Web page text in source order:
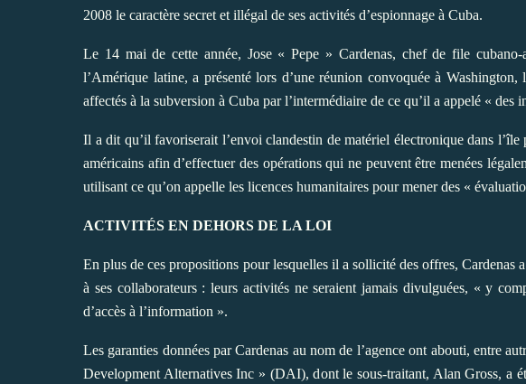
2008 le caractère secret et illégal de ses activités d’espionnage à Cuba.
Le 14 mai de cette année, Jose « Pepe » Cardenas, chef de file
l’Amérique latine, a présenté lors d’une réunion convoquée à
affectés à la subversion à Cuba par l’intermédiaire de ce qu’il a appelé « des
Il a dit qu’il favoriserait l’envoi clandestin de matériel électronique dans
américains afin d’effectuer des opérations qui ne peuvent être menées
utilisant ce qu’on appelle les licences humanitaires pour mener des «
ACTIVITÉS EN DEHORS DE LA LOI
En plus de ces propositions pour lesquelles il a sollicité des offres, Cardenas
à ses collaborateurs : leurs activités ne seraient jamais divulguées, « y
d’accès à l’information ».
Les garanties données par Cardenas au nom de l’agence ont abouti, entre
Development Alternatives Inc » (DAI), dont le sous-traitant, Alan Gross, a